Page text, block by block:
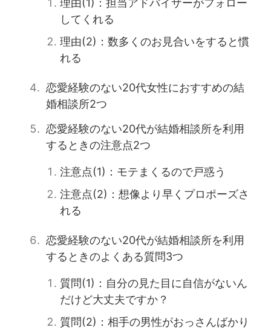
理由(1)：担当アドバイザーがフォロー
してくれる
理由(2)：数多くのお見合いをすると慣
れる
恋愛経験のない20代女性におすすめの結
婚相談所2つ
恋愛経験のない20代が結婚相談所を利用
するときの注意点2つ
注意点(1)：モテまくるので戸惑う
注意点(2)：想像より早くプロポーズさ
れる
恋愛経験のない20代が結婚相談所を利用
するときのよくある質問3つ
質問(1)：自分の見た目に自信がないん
だけど大丈夫ですか？
質問(2)：相手の男性がおっさんばかり